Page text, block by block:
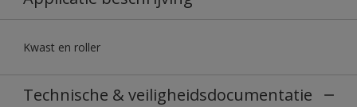
Kwast en roller
Technische & veiligheidsdocumentatie